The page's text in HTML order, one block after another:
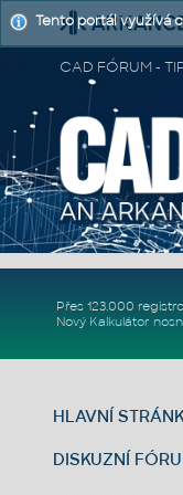
CAD FÓRUM -
Přes 123.000
Nový Kalkulátor
HLAVNÍ
DISKUZNÍ
Tento portál využívá